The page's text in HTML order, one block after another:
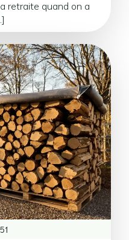
retraite quand on a